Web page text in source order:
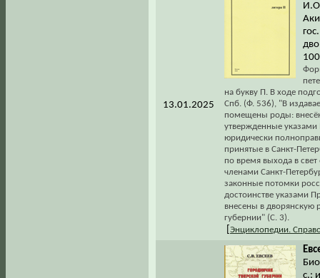
13.01.2025
на букву П. В ходе
Спб. (Ф. 536), "В
помещены роды:
утвержденные указами
юридически
принятые в Санкт-
по время выхода в
членами Санкт-
законные потомки
достоинстве указами
внесены в дворянскую
губернии" (С. 3).
Энциклопедии.
с.: